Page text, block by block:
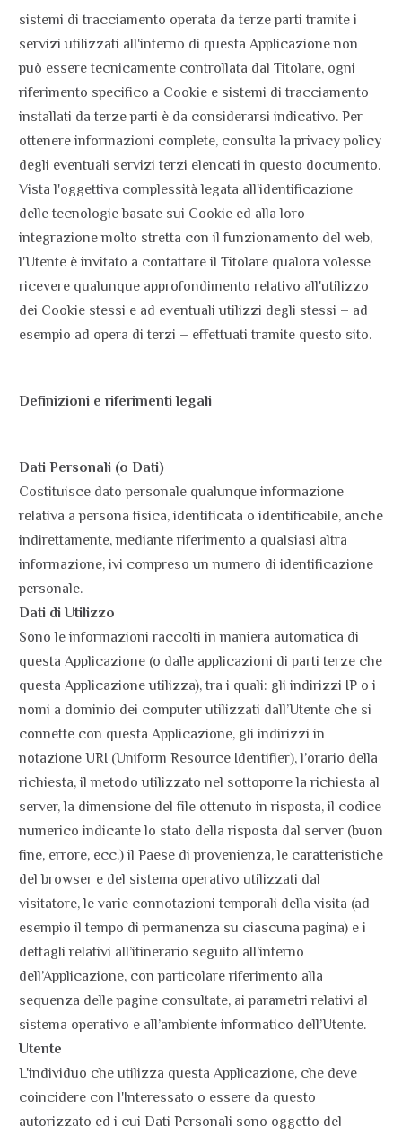
sistemi di tracciamento operata da terze parti tramite i
servizi utilizzati all'interno di questa Applicazione non
può essere tecnicamente controllata dal Titolare, ogni
riferimento specifico a Cookie e sistemi di tracciamento
installati da terze parti è da considerarsi indicativo. Per
ottenere informazioni complete, consulta la privacy policy
degli eventuali servizi terzi elencati in questo documento.
Vista l'oggettiva complessità legata all'identificazione
delle tecnologie basate sui Cookie ed alla loro
integrazione molto stretta con il funzionamento del web,
l'Utente è invitato a contattare il Titolare qualora volesse
ricevere qualunque approfondimento relativo all'utilizzo
dei Cookie stessi e ad eventuali utilizzi degli stessi – ad
esempio ad opera di terzi – effettuati tramite questo sito.
Definizioni e riferimenti legali
Dati Personali (o Dati)
Costituisce dato personale qualunque informazione
relativa a persona fisica, identificata o identificabile, anche
indirettamente, mediante riferimento a qualsiasi altra
informazione, ivi compreso un numero di identificazione
personale.
Dati di Utilizzo
Sono le informazioni raccolti in maniera automatica di
questa Applicazione (o dalle applicazioni di parti terze che
questa Applicazione utilizza), tra i quali: gli indirizzi IP o i
nomi a dominio dei computer utilizzati dall’Utente che si
connette con questa Applicazione, gli indirizzi in
notazione URI (Uniform Resource Identifier), l’orario della
richiesta, il metodo utilizzato nel sottoporre la richiesta al
server, la dimensione del file ottenuto in risposta, il codice
numerico indicante lo stato della risposta dal server (buon
fine, errore, ecc.) il Paese di provenienza, le caratteristiche
del browser e del sistema operativo utilizzati dal
visitatore, le varie connotazioni temporali della visita (ad
esempio il tempo di permanenza su ciascuna pagina) e i
dettagli relativi all’itinerario seguito all’interno
dell’Applicazione, con particolare riferimento alla
sequenza delle pagine consultate, ai parametri relativi al
sistema operativo e all’ambiente informatico dell’Utente.
Utente
L'individuo che utilizza questa Applicazione, che deve
coincidere con l'Interessato o essere da questo
autorizzato ed i cui Dati Personali sono oggetto del